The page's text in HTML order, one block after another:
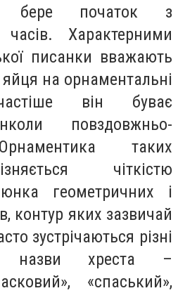
бере початок з
часів. Характерними
писанки вважають
на орнаментальні
він буває
повздовжньо-
таких
чіткістю
геометричних і
контур яких зазвичай
зустрічаються різні
назви хреста –
«спаський»,